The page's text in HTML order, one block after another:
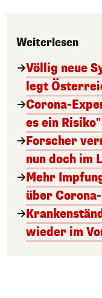
Weiterlesen
Völlig neue
legt
Corona-
es ein Risiko"
Forscher
nun doch im
Mehr
über
wieder im